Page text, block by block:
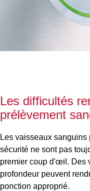
Les difficultés
prélèvement
Les vaisseaux
sécurité ne sont pas
premier coup d'œil. Des
profondeur peuvent
ponction approprié.